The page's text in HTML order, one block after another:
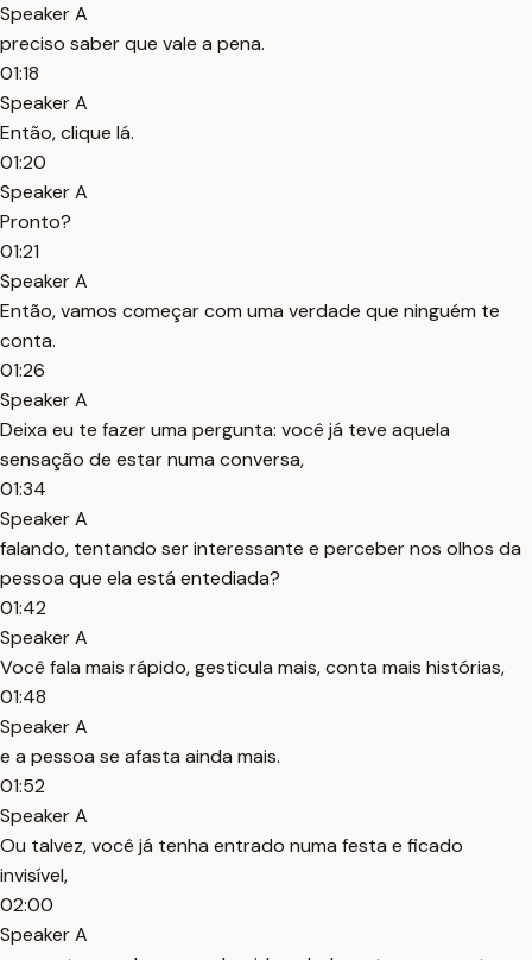
Speaker A
preciso saber que vale a pena.
01:18
Speaker A
Então, clique lá.
01:20
Speaker A
Pronto?
01:21
Speaker A
Então, vamos começar com uma verdade que ninguém te
conta.
01:26
Speaker A
Deixa eu te fazer uma pergunta: você já teve aquela
sensação de estar numa conversa,
01:34
Speaker A
falando, tentando ser interessante e perceber nos olhos da
pessoa que ela está entediada?
01:42
Speaker A
Você fala mais rápido, gesticula mais, conta mais histórias,
01:48
Speaker A
e a pessoa se afasta ainda mais.
01:52
Speaker A
Ou talvez, você já tenha entrado numa festa e ficado
invisível,
02:00
Speaker A